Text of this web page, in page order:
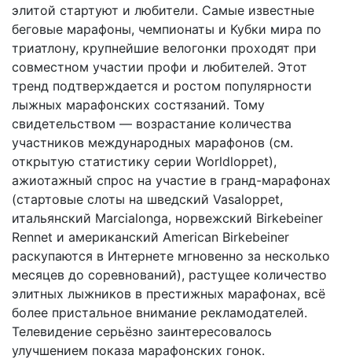
элитой стартуют и любители. Самые известные
беговые марафоны, чемпионаты и Кубки мира по
триатлону, крупнейшие велогонки проходят при
совместном участии профи и любителей. Этот
тренд подтверждается и ростом популярности
лыжных марафонских состязаний. Тому
свидетельством — возрастание количества
участников международных марафонов (см.
открытую статистику серии Worldloppet),
ажиотажный спрос на участие в гранд-марафонах
(стартовые слоты на шведский Vasaloppet,
итальянский Marcialonga, норвежский Birkebeiner
Rennet и американский American Birkebeiner
раскупаются в Интернете мгновенно за несколько
месяцев до соревнований), растущее количество
элитных лыжников в престижных марафонах, всё
более пристальное внимание рекламодателей.
Телевидение серьёзно заинтересовалось
улучшением показа марафонских гонок.